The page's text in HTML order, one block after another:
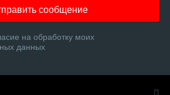
сообщение
на обработку моих
данных